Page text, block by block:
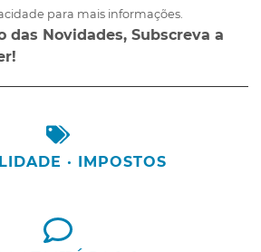
para mais informações.
das Novidades, Subscreva a
· IMPOSTOS